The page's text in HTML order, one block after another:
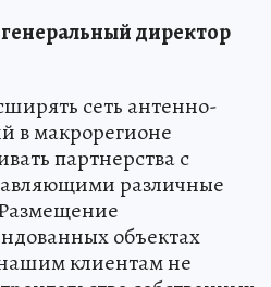
директор
сеть антенно-
в макрорегионе
партнерства с
различные
объектах
клиентам не